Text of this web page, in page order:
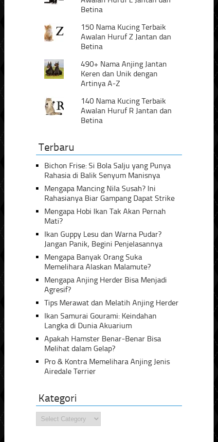
Betina
150 Nama Kucing Terbaik
Awalan Huruf Z Jantan dan
Betina
490+ Nama Anjing Jantan
Keren dan Unik dengan
Artinya A-Z
140 Nama Kucing Terbaik
Awalan Huruf R Jantan dan
Betina
Terbaru
Bichon Frise: Si Bola Salju yang Punya
Rahasia di Balik Senyum Manisnya
Mengapa Mancing Nila Susah? Ini
Rahasianya Biar Gampang Dapat Strike
Mengapa Hobi Ikan Tak Akan Pernah
Mati?
Ikan Guppy Lesu dan Warna Pudar?
Jangan Panik, Begini Penjelasannya
Mengapa Banyak Orang Suka
Memelihara Alaskan Malamute?
Mengapa Anjing Herder Bisa Menjadi
Agresif?
Tips Merawat dan Melatih Anjing Herder
Ikan Samurai Gourami: Keindahan
Langka di Dunia Akuarium
Apakah Hamster Benar-Benar Bisa
Melihat dalam Gelap?
Pro & Kontra Memelihara Anjing Jenis
Airedale Terrier
Kategori
Kategori